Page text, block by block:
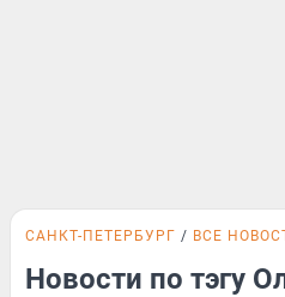
САНКТ-ПЕТЕРБУРГ ВСЕ
Новости по тэгу